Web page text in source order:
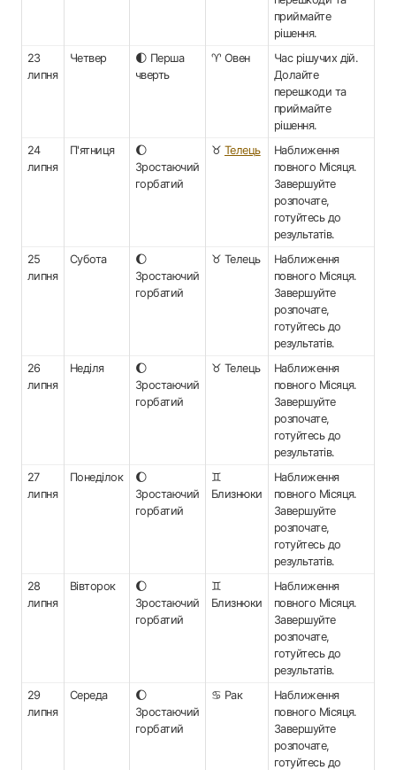
приймайте
рішення.
23
липня
Четвер
🌓 Перша
чверть
♈ Овен
Час рішучих дій.
Долайте
перешкоди та
приймайте
рішення.
24
липня
П'ятниця
🌔
Зростаючий
горбатий
♉ Телець
Наближення
повного Місяця.
Завершуйте
розпочате,
готуйтесь до
результатів.
25
липня
Субота
🌔
Зростаючий
горбатий
♉ Телець
Наближення
повного Місяця.
Завершуйте
розпочате,
готуйтесь до
результатів.
26
липня
Неділя
🌔
Зростаючий
горбатий
♉ Телець
Наближення
повного Місяця.
Завершуйте
розпочате,
готуйтесь до
результатів.
27
липня
Понеділок
🌔
Зростаючий
горбатий
♊
Близнюки
Наближення
повного Місяця.
Завершуйте
розпочате,
готуйтесь до
результатів.
28
липня
Вівторок
🌔
Зростаючий
горбатий
♊
Близнюки
Наближення
повного Місяця.
Завершуйте
розпочате,
готуйтесь до
результатів.
29
липня
Середа
🌔
Зростаючий
горбатий
♋ Рак
Наближення
повного Місяця.
Завершуйте
розпочате,
готуйтесь до